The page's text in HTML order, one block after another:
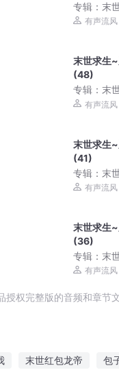
专辑：末
已到货291
有声流风
末世求生
(48)
专辑：末
已到货291
有声流风
末世求生
(41)
专辑：末
已到货291
有声流风
末世求生
(36)
专辑：末
已到货291
有声流风
权完整版的音频和章节
末世红包龙帝 包